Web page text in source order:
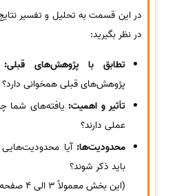
در این قسمت به تحلیل و تفسیر نتایج
در نظر بگیرید:
تطابق با پژوهش‌های قبلی:
پژوهش‌های قبلی همخوانی دارد؟
تأثیر و اهمیت: یافته‌های شما
عملی دارند؟
محدودیت‌ها: آیا
باید ذکر شوند؟
(این بخش معمولاً 3 الی 4 صفحه است.)